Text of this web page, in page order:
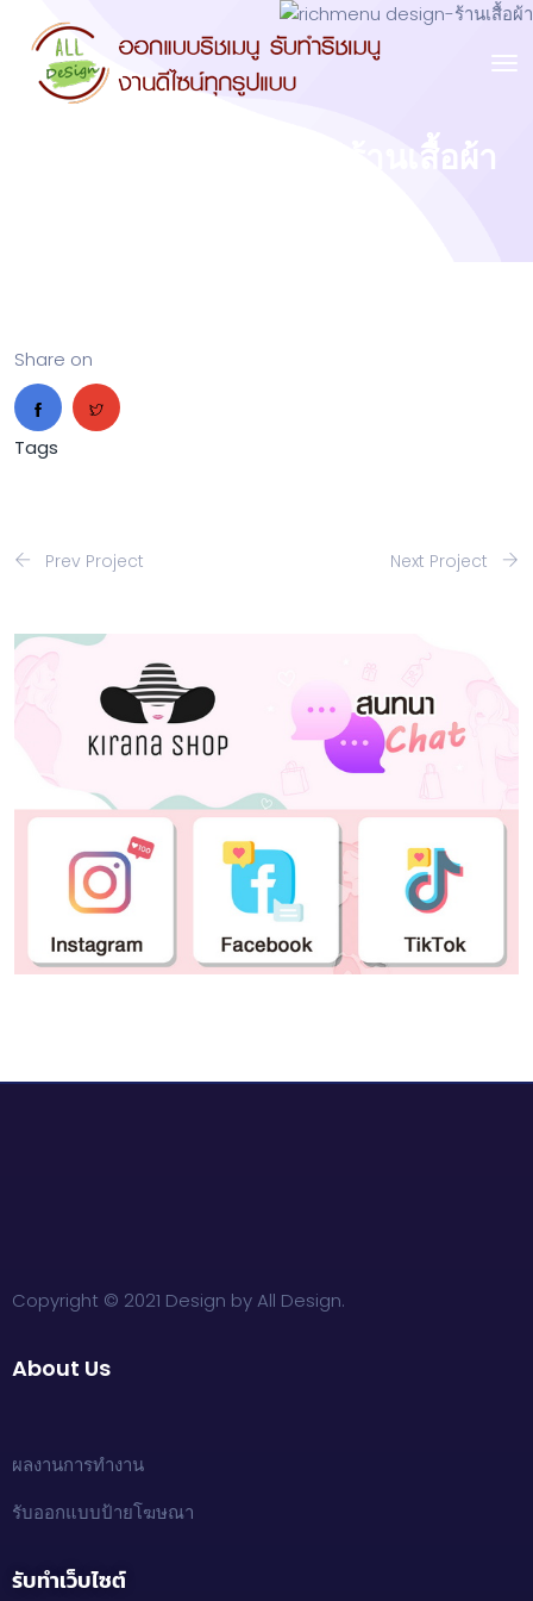
richmenu design-ร้านเสื้อผ้า
Share on
Tags
Prev Project Next Project
Copyright © 2021 Design by All Design.
About Us
ผลงานการทำงาน
รับออกแบบป้ายโฆษณา
รับทำเว็บไซต์